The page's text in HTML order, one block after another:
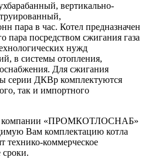
вертикально-
пара в час. Котел предназначен
пара посредством сжигания газа
нужд
в системы отопления,
Для сжигания
серии ДКВр комплектуются
так и импортного
компании «ПРОМКОТЛОСНАБ»
Вам комплектацию котла
технико-коммерческое